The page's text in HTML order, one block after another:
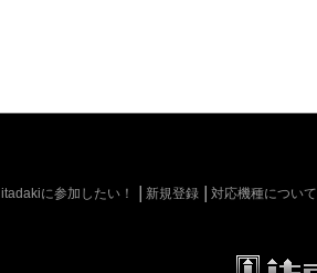
itadakiに参加したい！ 新規登録 対応機種について